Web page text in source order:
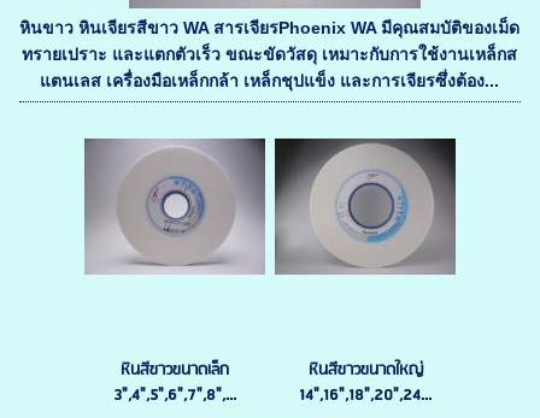
หินขาว หินเจียรสีขาว WA สารเจียรPhoenix WA มีคุณสมบัติของเม็ด
ทรายเปราะ และแตกตัวเร็ว ขณะขัดวัสดุ เหมาะกับการใช้งานเหล็กส
แตนเลส เครื่องมือเหล็กกล้า เหล็กชุปแข็ง และการเจียรซึ่งต้อง...
หินสีขาวขนาดเล็ก
3",4",5",6",7",8",...
หินสีขาวขนาดใหญ่
14",16",18",20",24...